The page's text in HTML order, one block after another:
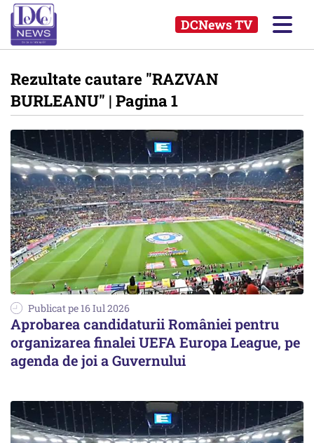
DCNews TV
Rezultate cautare "RAZVAN
BURLEANU" | Pagina 1
Publicat pe 16 Iul 2026
Aprobarea candidaturii României pentru
organizarea finalei UEFA Europa League, pe
agenda de joi a Guvernului